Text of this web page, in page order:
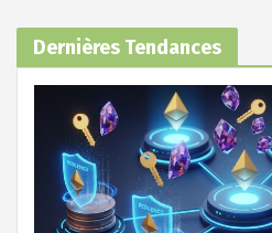
Dernières Tendances